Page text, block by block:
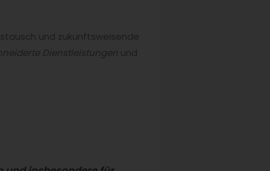
und zukunftsweisende
Dienstleistungen und